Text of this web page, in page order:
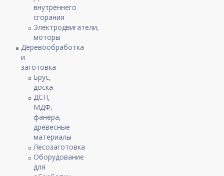
внутреннего
сгорания
Электродвигатели,
моторы
Деревообработка
и
заготовка
Брус,
доска
ДСП,
МДФ,
фанера,
древесные
материалы
Лесозаготовка
Оборудование
для